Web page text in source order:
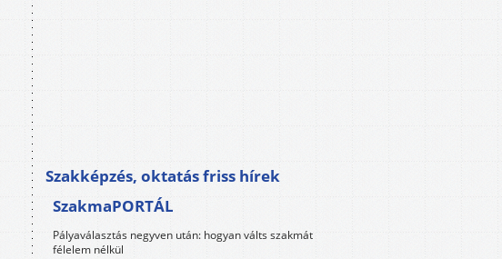
Szakképzés, oktatás friss hírek
SzakmaPORTÁL
Pályaválasztás negyven után: hogyan válts szakmát
félelem nélkül